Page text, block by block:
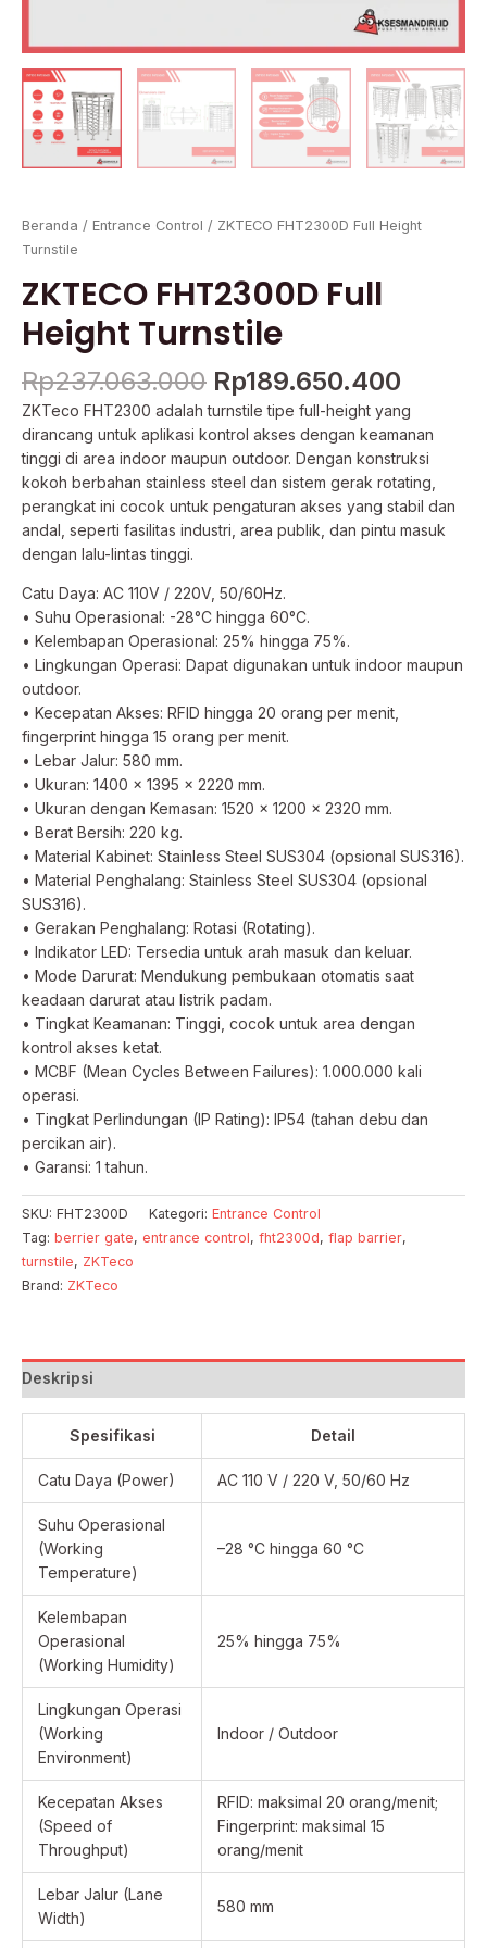
Beranda / Entrance Control / ZKTECO FHT2300D Full Height
Turnstile
ZKTECO FHT2300D Full
Height Turnstile
Rp237.063.000 Rp189.650.400
ZKTeco FHT2300 adalah turnstile tipe full-height yang
dirancang untuk aplikasi kontrol akses dengan keamanan
tinggi di area indoor maupun outdoor. Dengan konstruksi
kokoh berbahan stainless steel dan sistem gerak rotating,
perangkat ini cocok untuk pengaturan akses yang stabil dan
andal, seperti fasilitas industri, area publik, dan pintu masuk
dengan lalu-lintas tinggi.
Catu Daya: AC 110V / 220V, 50/60Hz.
• Suhu Operasional: -28°C hingga 60°C.
• Kelembapan Operasional: 25% hingga 75%.
• Lingkungan Operasi: Dapat digunakan untuk indoor maupun
outdoor.
• Kecepatan Akses: RFID hingga 20 orang per menit,
fingerprint hingga 15 orang per menit.
• Lebar Jalur: 580 mm.
• Ukuran: 1400 × 1395 × 2220 mm.
• Ukuran dengan Kemasan: 1520 × 1200 × 2320 mm.
• Berat Bersih: 220 kg.
• Material Kabinet: Stainless Steel SUS304 (opsional SUS316).
• Material Penghalang: Stainless Steel SUS304 (opsional
SUS316).
• Gerakan Penghalang: Rotasi (Rotating).
• Indikator LED: Tersedia untuk arah masuk dan keluar.
• Mode Darurat: Mendukung pembukaan otomatis saat
keadaan darurat atau listrik padam.
• Tingkat Keamanan: Tinggi, cocok untuk area dengan
kontrol akses ketat.
• MCBF (Mean Cycles Between Failures): 1.000.000 kali
operasi.
• Tingkat Perlindungan (IP Rating): IP54 (tahan debu dan
percikan air).
• Garansi: 1 tahun.
SKU: FHT2300D Kategori: Entrance Control
Tag: berrier gate, entrance control, fht2300d, flap barrier,
turnstile, ZKTeco
Brand: ZKTeco
Deskripsi
Spesifikasi Detail
Catu Daya (Power) AC 110 V / 220 V, 50/60 Hz
Suhu Operasional
(Working
Temperature)
–28 °C hingga 60 °C
Kelembapan
Operasional
(Working Humidity)
25% hingga 75%
Lingkungan Operasi
(Working
Environment)
Indoor / Outdoor
Kecepatan Akses
(Speed of
Throughput)
RFID: maksimal 20 orang/menit;
Fingerprint: maksimal 15
orang/menit
Lebar Jalur (Lane
Width)
580 mm